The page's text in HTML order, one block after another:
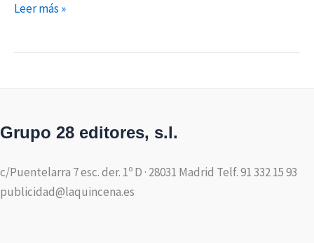
Leer más »
Grupo 28 editores, s.l.
c/Puentelarra 7 esc. der. 1º D · 28031 Madrid Telf. 91 332 15 93
publicidad@laquincena.es